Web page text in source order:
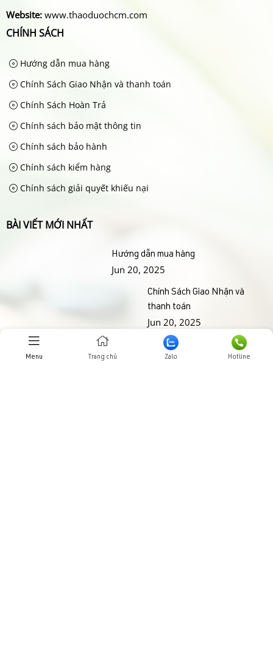
Website: www.thaoduochcm.com
CHÍNH SÁCH
Hướng dẫn mua hàng
Chính Sách Giao Nhận và thanh toán
Chính Sách Hoàn Trả
Chính sách bảo mật thông tin
Chính sách bảo hành
Chính sách kiểm hàng
Chính sách giải quyết khiếu nại
BÀI VIẾT MỚI NHẤT
Hướng dẫn mua hàng
Jun 20, 2025
Chính Sách Giao Nhận và
thanh toán
Jun 20, 2025
THƯ VIỆN HÌNH ẢNHH
Menu Trang chủ Zalo Hotline